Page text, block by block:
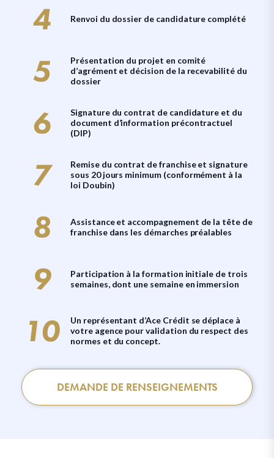
Renvoi du dossier de candidature complété
Présentation du projet en comité
d’agrément et décision de la recevabilité du
dossier
Signature du contrat de candidature et du
document d’information précontractuel
(DIP)
Remise du contrat de franchise et signature
sous 20 jours minimum (conformément à la
loi Doubin)
Assistance et accompagnement de la tête de
franchise dans les démarches préalables
Participation à la formation initiale de trois
semaines, dont une semaine en immersion
Un représentant d’Ace Crédit se déplace à
votre agence pour validation du respect des
normes et du concept.
DEMANDE DE RENSEIGNEMENTS